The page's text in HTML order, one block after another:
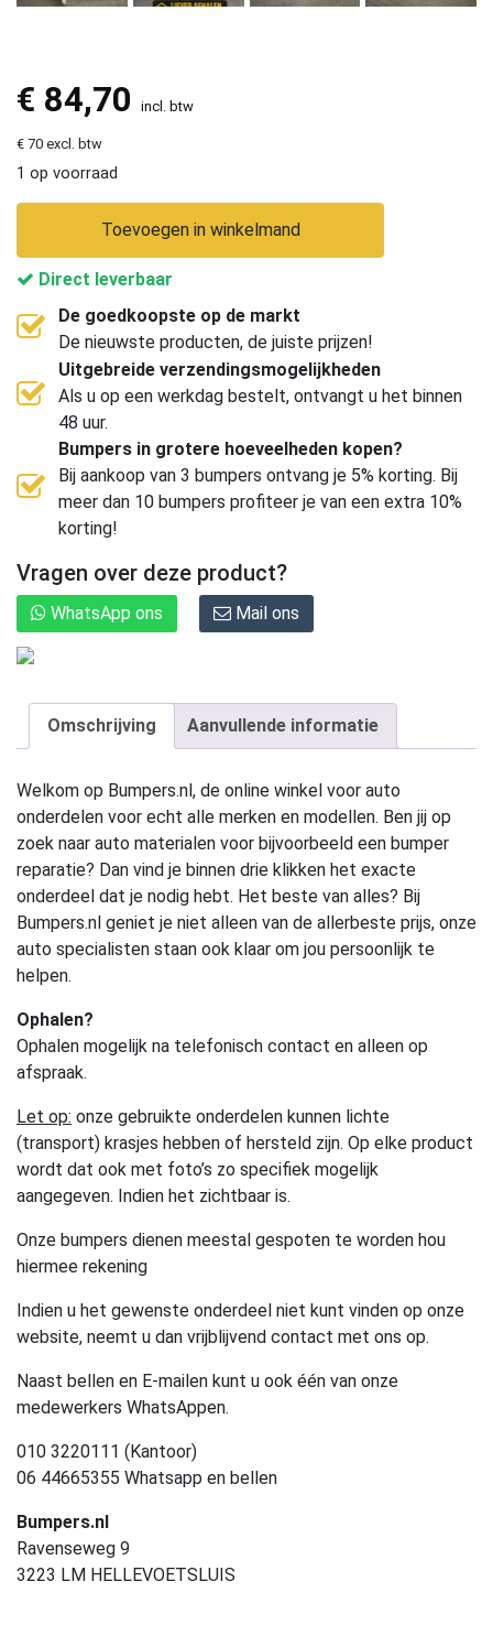
€ 84,70 incl. btw
€ 70 excl. btw
1 op voorraad
Toevoegen in winkelmand
Direct leverbaar
De goedkoopste op de markt
De nieuwste producten, de juiste prijzen!
Uitgebreide verzendingsmogelijkheden
Als u op een werkdag bestelt, ontvangt u het binnen
48 uur.
Bumpers in grotere hoeveelheden kopen?
Bij aankoop van 3 bumpers ontvang je 5% korting. Bij
meer dan 10 bumpers profiteer je van een extra 10%
korting!
Vragen over deze product?
WhatsApp ons Mail ons
Omschrijving Aanvullende informatie
Welkom op Bumpers.nl, de online winkel voor auto
onderdelen voor echt alle merken en modellen. Ben jij op
zoek naar auto materialen voor bijvoorbeeld een bumper
reparatie? Dan vind je binnen drie klikken het exacte
onderdeel dat je nodig hebt. Het beste van alles? Bij
Bumpers.nl geniet je niet alleen van de allerbeste prijs, onze
auto specialisten staan ook klaar om jou persoonlijk te
helpen.
Ophalen?
Ophalen mogelijk na telefonisch contact en alleen op
afspraak.
Let op: onze gebruikte onderdelen kunnen lichte
(transport) krasjes hebben of hersteld zijn. Op elke product
wordt dat ook met foto’s zo specifiek mogelijk
aangegeven. Indien het zichtbaar is.
Onze bumpers dienen meestal gespoten te worden hou
hiermee rekening
Indien u het gewenste onderdeel niet kunt vinden op onze
website, neemt u dan vrijblijvend contact met ons op.
Naast bellen en E-mailen kunt u ook één van onze
medewerkers WhatsAppen.
010 3220111 (Kantoor)
06 44665355 Whatsapp en bellen
Bumpers.nl
Ravenseweg 9
3223 LM HELLEVOETSLUIS